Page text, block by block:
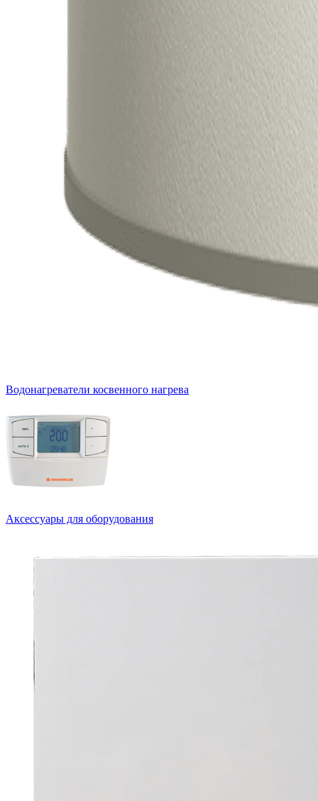
Водонагреватели косвенного нагрева
Аксессуары для оборудования